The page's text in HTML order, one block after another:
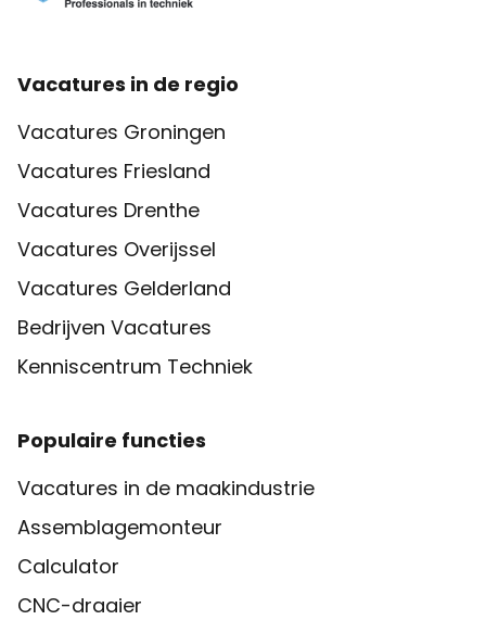
Vacatures in de regio
Vacatures Groningen
Vacatures Friesland
Vacatures Drenthe
Vacatures Overijssel
Vacatures Gelderland
Bedrijven Vacatures
Kenniscentrum Techniek
Populaire functies
Vacatures in de maakindustrie
Assemblagemonteur
Calculator
CNC-draaier